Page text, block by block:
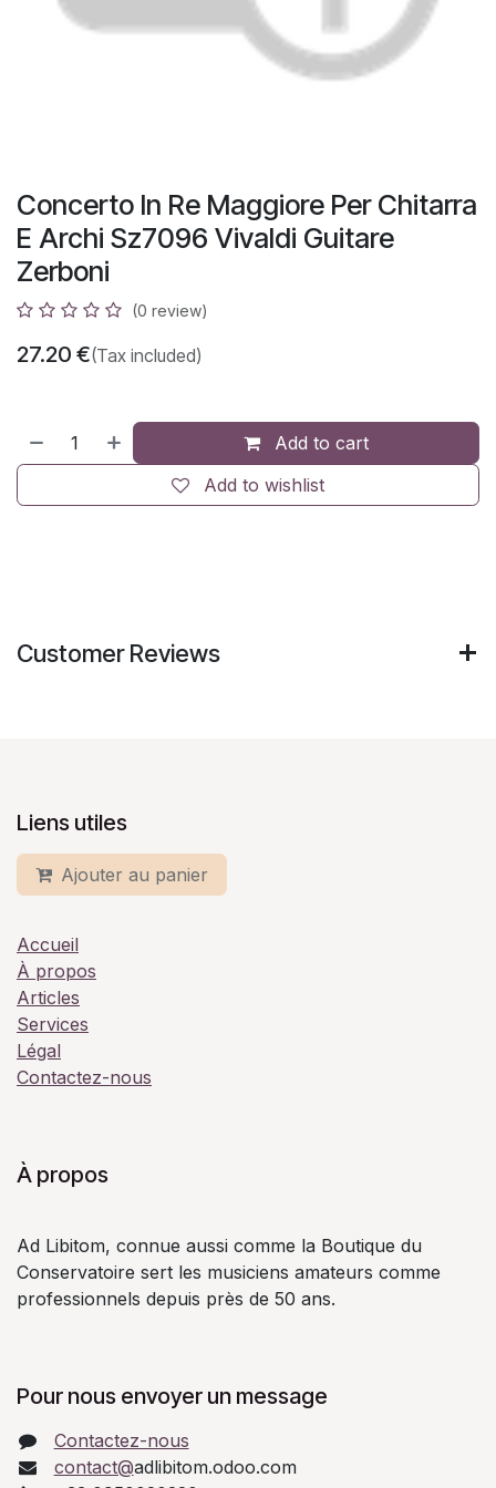
Concerto In Re Maggiore Per Chitarra
E Archi Sz7096 Vivaldi Guitare
Zerboni
(0 review)
27.20 €(Tax included)
Add to cart
Add to wishlist
Customer Reviews
Liens utiles
Ajouter au panier
Accueil
À propos
Articles
Services
Légal
Contactez-nous
À propos
Ad Libitom, connue aussi comme la Boutique du
Conservatoire sert les musiciens amateurs comme
professionnels depuis près de 50 ans.
Pour nous envoyer un message
Contactez-nous
contact@adlibitom.odoo.com